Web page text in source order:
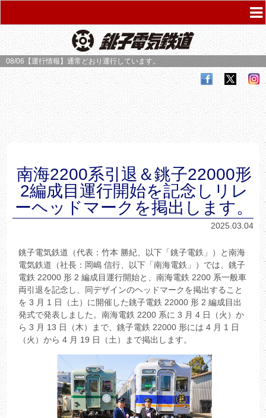
08/06【運行情報】 通常どおり運行しています。
南海2200系引退＆銚子22000形
2編成目運行開始を記念しリレ
ーヘッドマークを掲出します。
2025.03.04
銚子電気鉄道（代表：竹本 勝紀、以下「銚子電鉄」）と南海
電気鉄道（社長：岡嶋 信行、以下「南海電鉄」）では、銚子
電鉄 22000 形 2 編成目運行開始と、南海電鉄 2200 系一般車
両引退を記念し、同デザインのヘッドマークを掲出すること
を 3 月 1 日（土）に開催した銚子電鉄 22000 形 2 編成目出
発式で発表しました。南海電鉄 2200 系に 3 月 4 日（火）か
ら 3 月 13 日（木）まで、銚子電鉄 22000 形には 4 月 1 日
（火）から 4 月 19 日（土）まで掲出します。